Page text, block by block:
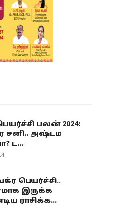
பலன் 2024:
சனி.. அஷ்டம
ட...
பெயர்ச்சி..
இருக்க
ராசிக்க...